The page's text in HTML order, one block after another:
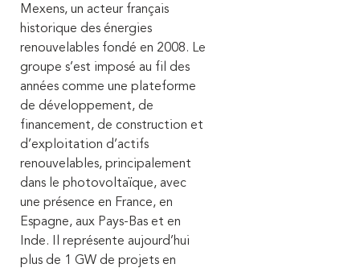
Mexens, un acteur français
historique des énergies
renouvelables fondé en 2008. Le
groupe s’est imposé au fil des
années comme une plateforme
de développement, de
financement, de construction et
d’exploitation d’actifs
renouvelables, principalement
dans le photovoltaïque, avec
une présence en France, en
Espagne, aux Pays-Bas et en
Inde. Il représente aujourd’hui
plus de 1 GW de projets en